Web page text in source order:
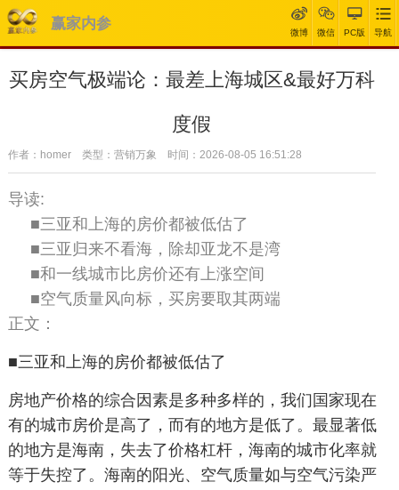
赢家内参
微博 微信 PC版 导航
买房空气极端论：最差上海城区&最好万科
度假
作者：homer 类型：营销万象 时间：2026-08-05 16:51:28
导读:
■三亚和上海的房价都被低估了
■三亚归来不看海，除却亚龙不是湾
■和一线城市比房价还有上涨空间
■空气质量风向标，买房要取其两端
正文：
■三亚和上海的房价都被低估了
房地产价格的综合因素是多种多样的，我们国家现在
有的城市房价是高了，而有的地方是低了。最显著低
的地方是海南，失去了价格杠杆，海南的城市化率就
等于失控了。海南的阳光、空气质量如与空气污染严